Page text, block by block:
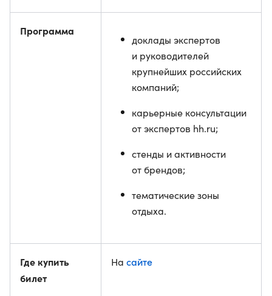
Программа
доклады экспертов
и руководителей
крупнейших российских
компаний;
карьерные консультации
от экспертов hh.ru;
стенды и активности
от брендов;
тематические зоны
отдыха.
Где купить
билет
На сайте